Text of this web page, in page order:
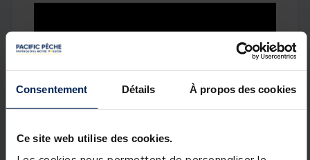
Consentement Détails À propos des cookies
Ce site web utilise des cookies.